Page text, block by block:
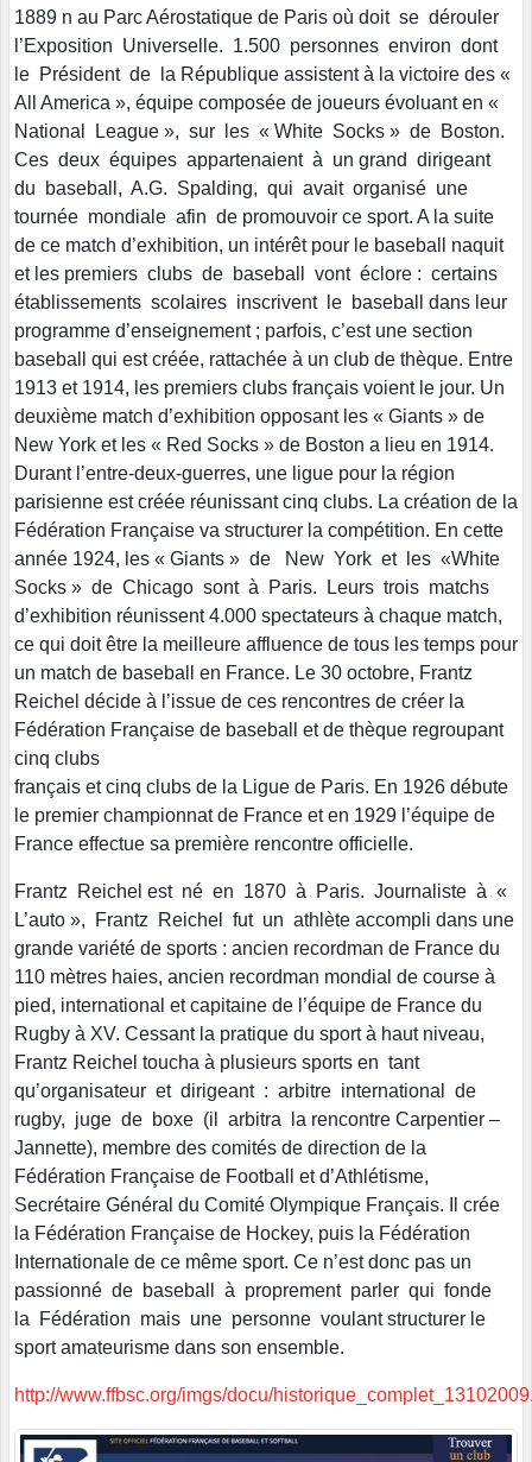
1889 n au Parc Aérostatique de Paris où doit se dérouler
l’Exposition Universelle. 1.500 personnes environ dont
le Président de la République assistent à la victoire des «
All America », équipe composée de joueurs évoluant en «
National League », sur les « White Socks » de Boston.
Ces deux équipes appartenaient à un grand dirigeant
du baseball, A.G. Spalding, qui avait organisé une
tournée mondiale afin de promouvoir ce sport. A la suite
de ce match d’exhibition, un intérêt pour le baseball naquit
et les premiers clubs de baseball vont éclore : certains
établissements scolaires inscrivent le baseball dans leur
programme d’enseignement ; parfois, c’est une section
baseball qui est créée, rattachée à un club de thèque. Entre
1913 et 1914, les premiers clubs français voient le jour. Un
deuxième match d’exhibition opposant les « Giants » de
New York et les « Red Socks » de Boston a lieu en 1914.
Durant l’entre-deux-guerres, une ligue pour la région
parisienne est créée réunissant cinq clubs. La création de la
Fédération Française va structurer la compétition. En cette
année 1924, les « Giants » de New York et les «White
Socks » de Chicago sont à Paris. Leurs trois matchs
d’exhibition réunissent 4.000 spectateurs à chaque match,
ce qui doit être la meilleure affluence de tous les temps pour
un match de baseball en France. Le 30 octobre, Frantz
Reichel décide à l’issue de ces rencontres de créer la
Fédération Française de baseball et de thèque regroupant
cinq clubs
français et cinq clubs de la Ligue de Paris. En 1926 débute
le premier championnat de France et en 1929 l’équipe de
France effectue sa première rencontre officielle.
Frantz Reichel est né en 1870 à Paris. Journaliste à «
L’auto », Frantz Reichel fut un athlète accompli dans une
grande variété de sports : ancien recordman de France du
110 mètres haies, ancien recordman mondial de course à
pied, international et capitaine de l’équipe de France du
Rugby à XV. Cessant la pratique du sport à haut niveau,
Frantz Reichel toucha à plusieurs sports en tant
qu’organisateur et dirigeant : arbitre international de
rugby, juge de boxe (il arbitra la rencontre Carpentier –
Jannette), membre des comités de direction de la
Fédération Française de Football et d’Athlétisme,
Secrétaire Général du Comité Olympique Français. Il crée
la Fédération Française de Hockey, puis la Fédération
Internationale de ce même sport. Ce n’est donc pas un
passionné de baseball à proprement parler qui fonde
la Fédération mais une personne voulant structurer le
sport amateurisme dans son ensemble.
http://www.ffbsc.org/imgs/docu/